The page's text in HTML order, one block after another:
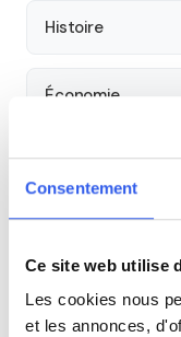
Consentement
Ce site web utilise
Les cookies nous
et les annonces,
Histoire
Économie
Espagnol
Cours par